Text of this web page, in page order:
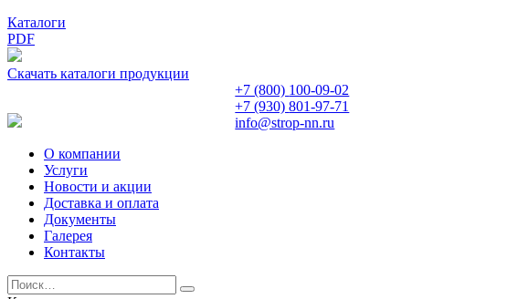
Каталоги
PDF
Скачать каталоги продукции
+7 (800) 100-09-02
+7 (930)801-97-71
info@strop-nn.ru
О компании
Услуги
Новости и акции
Доставка и оплата
Документы
Галерея
Контакты